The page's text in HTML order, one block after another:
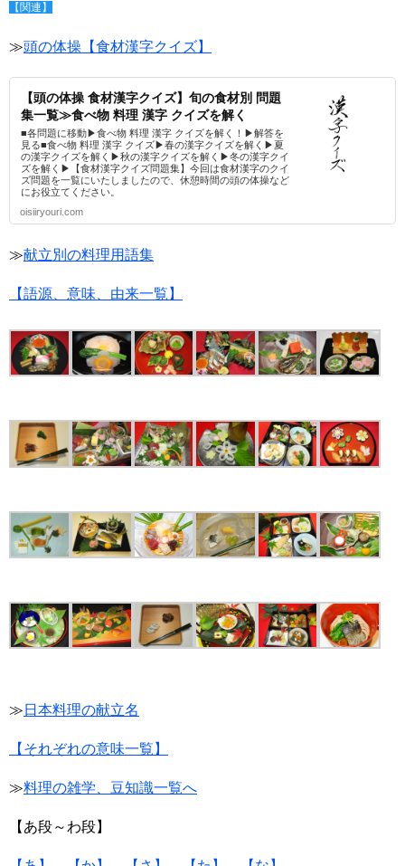
【関連】
≫頭の体操【食材漢字クイズ】
【頭の体操 食材漢字クイズ】旬の食材別 問題
集一覧≫食べ物 料理 漢字 クイズを解く
■各問題に移動▶食べ物 料理 漢字 クイズを解く！▶解答を
見る■食べ物 料理 漢字 クイズ▶春の漢字クイズを解く▶夏
の漢字クイズを解く▶秋の漢字クイズを解く▶冬の漢字クイ
ズを解く▶【食材漢字クイズ問題集】今回は食材漢字のクイ
ズ問題を一覧にいたしましたので、休憩時間の頭の体操など
にお役立てください。
oisiiryouri.com
≫献立別の料理用語集
【語源、意味、由来一覧】
≫ 日本料理の献立名
【それぞれの意味一覧】
≫料理の雑学、豆知識一覧へ
【あ段～わ段】